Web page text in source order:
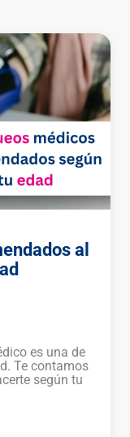
al
es una de
Te contamos
según tu